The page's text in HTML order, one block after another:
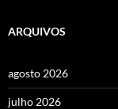
ARQUIVOS
agosto 2026
julho 2026